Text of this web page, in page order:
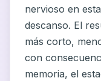
nervioso en
descanso. El
más corto,
con
memoria, el